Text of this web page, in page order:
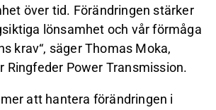
över tid. Förändringen stärker
lönsamhet och vår förmåga
krav“, säger Thomas Moka,
Ringfeder Power Transmission.
att hantera förändringen i